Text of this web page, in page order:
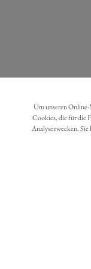
Um unseren
Cookies, die für die
Analysezwecken.